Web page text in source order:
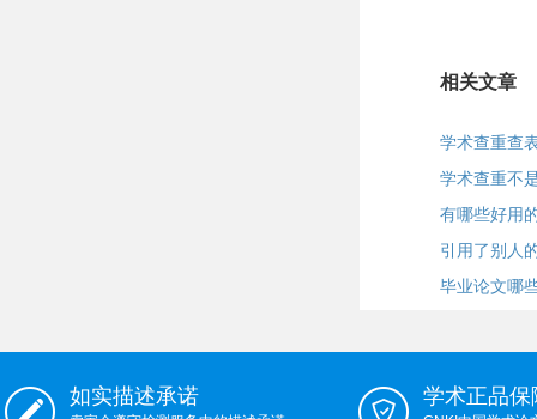
相关文章
学术查重查
学术查重不
有哪些好用
引用了别人
毕业论文哪
如实描述承诺 学术正品保